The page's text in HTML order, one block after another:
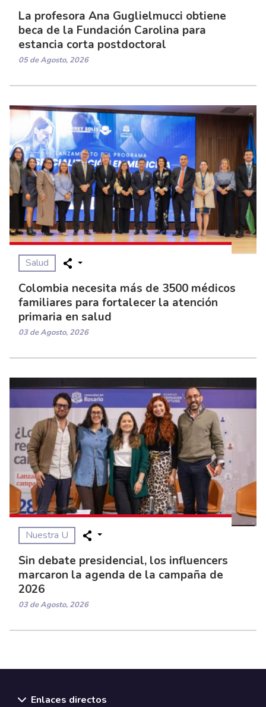
La profesora Ana Guglielmucci obtiene
beca de la Fundación Carolina para
estancia corta postdoctoral
05 de Agosto, 2026
Salud
Colombia necesita más de 3500 médicos
familiares para fortalecer la atención
primaria en salud
03 de Agosto, 2026
Nuestra U
Sin debate presidencial, los influencers
marcaron la agenda de la campaña de
2026
03 de Agosto, 2026
Enlaces directos